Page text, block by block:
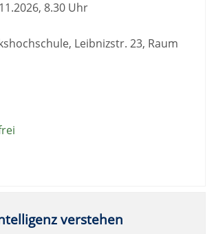
8.30 Uhr
Leibnizstr. 23, Raum
verstehen